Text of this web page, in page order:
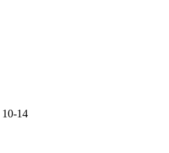
10-14